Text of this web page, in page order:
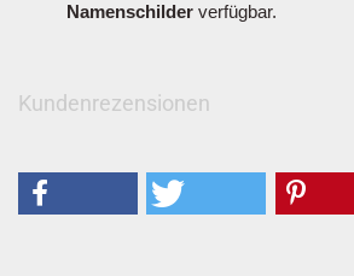
Namenschilder verfügbar.
Kundenrezensionen